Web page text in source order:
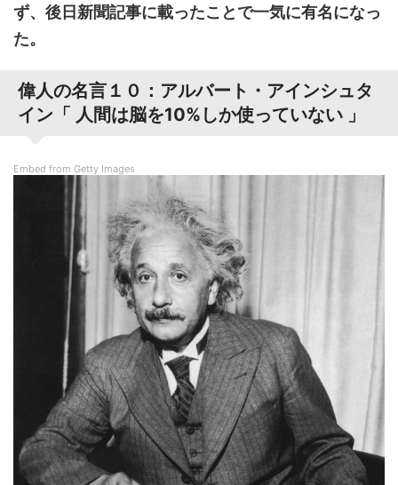
ず、後日新聞記事に載ったことで一気に有名になっ
た。
偉人の名言１０：アルバート・アインシュタ
イン「 人間は脳を10%しか使っていない 」
Embed from Getty Images